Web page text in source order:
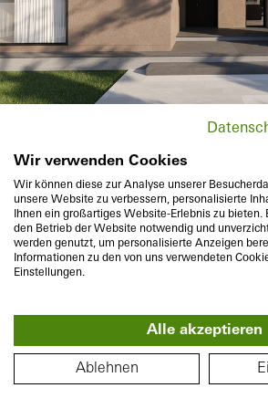
PLANO DE PLANTA
Movimiento y
Información del
Cambio de
Wir verwenden Cookies
Wir können diese zur Analyse unserer
unsere Website zu verbessern, personalisierte
Ihnen ein großartiges Website-Erlebnis zu bieten.
den Betrieb der Website notwendig und
werden genutzt, um personalisierte Anzeigen
Informationen zu den von uns verwendeten
Einstellungen.
Alle akzeptieren
Ablehnen